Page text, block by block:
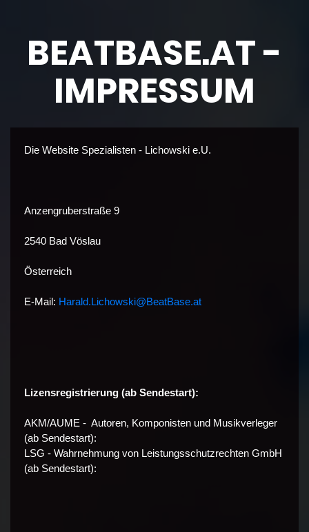
BEATBASE.AT -
IMPRESSUM
Die Website Spezialisten - Lichowski e.U.
Anzengruberstraße 9
2540 Bad Vöslau
Österreich
E-Mail: Harald.Lichowski@BeatBase.at
Lizensregistrierung (ab Sendestart):
AKM/AUME - Autoren, Komponisten und Musikverleger
(ab Sendestart):
LSG - Wahrnehmung von Leistungsschutzrechten GmbH
(ab Sendestart):